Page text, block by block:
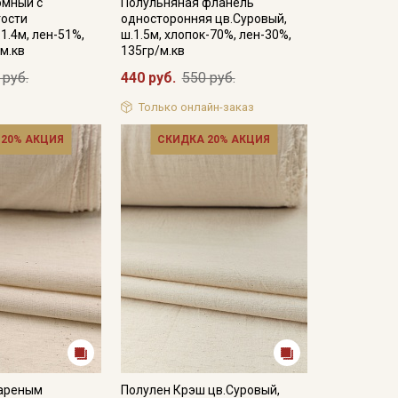
лен-51%,
односторонняя цв.Суровый,
ш.1.5м, хлопок-70%, лен-30%,
135гр/м.кв
440 руб. 550 руб.
Только онлайн-заказ
АКЦИЯ СКИДКА 20% АКЦИЯ
Полулен Крэш цв.Суровый,